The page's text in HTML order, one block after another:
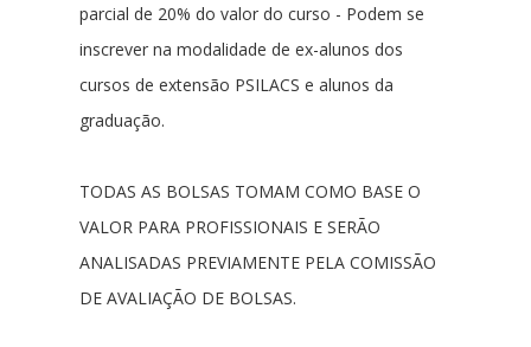
parcial de 20% do valor do curso - Podem se
inscrever na modalidade de ex-alunos dos
cursos de extensão PSILACS e alunos da
graduação.
TODAS AS BOLSAS TOMAM COMO BASE O
VALOR PARA PROFISSIONAIS E SERÃO
ANALISADAS PREVIAMENTE PELA COMISSÃO
DE AVALIAÇÃO DE BOLSAS.